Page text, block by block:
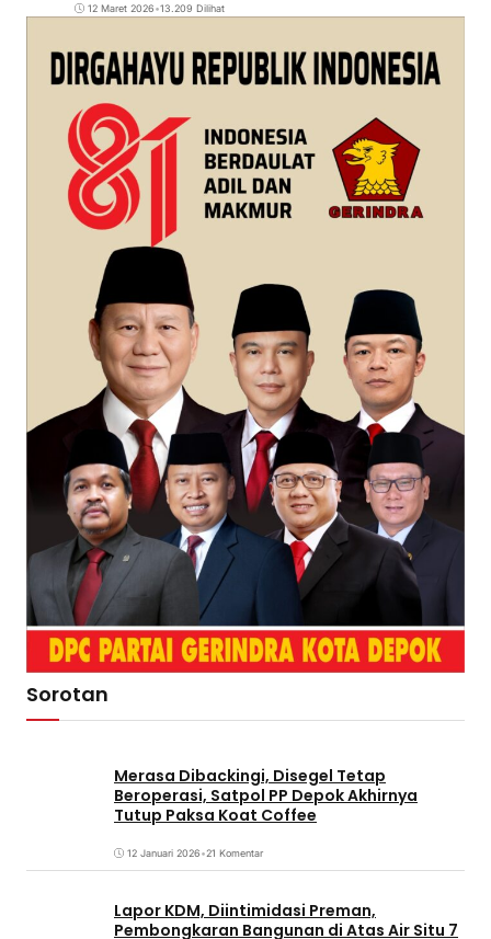
12 Maret 2026•13.209 Dilihat
Sorotan
Merasa Dibackingi, Disegel Tetap
Beroperasi, Satpol PP Depok Akhirnya
Tutup Paksa Koat Coffee
12 Januari 2026•21 Komentar
Lapor KDM, Diintimidasi Preman,
Pembongkaran Bangunan di Atas Air Situ 7